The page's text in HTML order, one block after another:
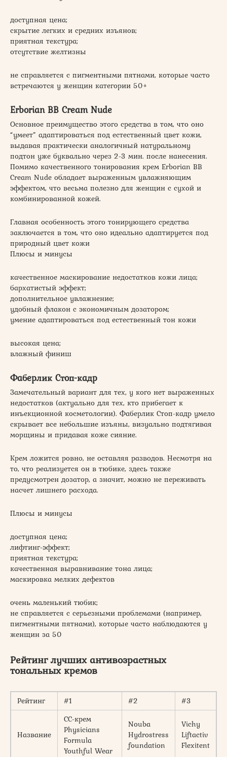
доступная цена;
скрытие легких и средних изъянов;
приятная текстура;
отсутствие желтизны
не справляется с пигментными пятнами, которые часто
встречаются у женщин категории 50+
Erborian BB Cream Nude
Основное преимущество этого средства в том, что оно
“умеет” адаптироваться под естественный цвет кожи,
выдавая практически аналогичный натуральному
подтон уже буквально через 2-3 мин. после нанесения.
Помимо качественного тонирования крем Erborian BB
Cream Nude обладает выраженным увлажняющим
эффектом, что весьма полезно для женщин с сухой и
комбинированной кожей.
Главная особенность этого тонирующего средства
заключается в том, что оно идеально адаптируется под
природный цвет кожи
Плюсы и минусы
качественное маскирование недостатков кожи лица;
бархатистый эффект;
дополнительное увлажнение;
удобный флакон с экономичным дозатором;
умение адаптироваться под естественный тон кожи
высокая цена;
влажный финиш
Фаберлик Стоп-кадр
Замечательный вариант для тех, у кого нет выраженных
недостатков (актуально для тех, кто прибегает к
инъекционной косметологии). Фаберлик Стоп-кадр умело
скрывает все небольшие изъяны, визуально подтягивая
морщины и придавая коже сияние.
Крем ложится ровно, не оставляя разводов. Несмотря на
то, что реализуется он в тюбике, здесь также
предусмотрен дозатор, а значит, можно не переживать
насчет лишнего расхода.
Плюсы и минусы
доступная цена;
лифтинг-эффект;
приятная текстура;
качественная выравнивание тона лица;
маскировка мелких дефектов
очень маленький тюбик;
не справляется с серьезными проблемами (например,
пигментными пятнами), которые часто наблюдаются у
женщин за 50
Рейтинг лучших антивозрастных
тональных кремов
Рейтинг #1 #2 #3
Название
СС-крем
Physicians
Formula
Youthful Wear
Nouba
Hydrostress
foundation
Vichy
Liftactiv
Flexitent